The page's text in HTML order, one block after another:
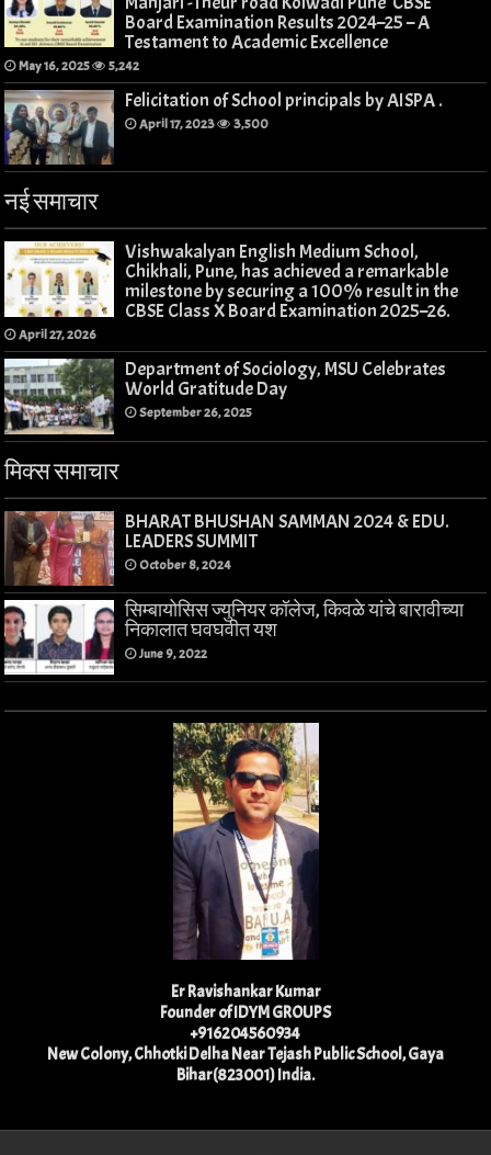
Board Examination Results 2024–25 – A
Testament to Academic Excellence
May 16, 2025 5,242
Felicitation of School principals by AISPA .
April 17, 2023 3,500
नई समाचार
Vishwakalyan English Medium School,
Chikhali, Pune, has achieved a remarkable
milestone by securing a 100% result in the
CBSE Class X Board Examination 2025–26.
April 27, 2026
Department of Sociology, MSU Celebrates
World Gratitude Day
September 26, 2025
मिक्स समाचार
BHARAT BHUSHAN SAMMAN 2024 & EDU.
LEADERS SUMMIT
October 8, 2024
सिम्बायोसिस ज्युनियर कॉलेज, किवळे यांचे बारावीच्या
निकालात घवघवीत यश
June 9, 2022
Er Ravishankar Kumar
Founder of IDYM GROUPS
+916204560934
New Colony, Chhotki Delha Near Tejash Public School, Gaya
Bihar(823001) India.